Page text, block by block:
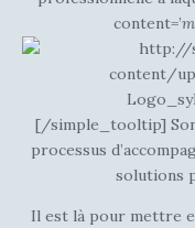
content=’
[/simple_tooltip] Son
processus
solutions
Il est là pour mettre